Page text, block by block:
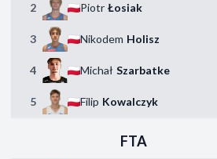
2 Piotr Łosiak
3 Nikodem Holisz
4 Michał Szarbatke
5 Filip Kowalczyk
FTA